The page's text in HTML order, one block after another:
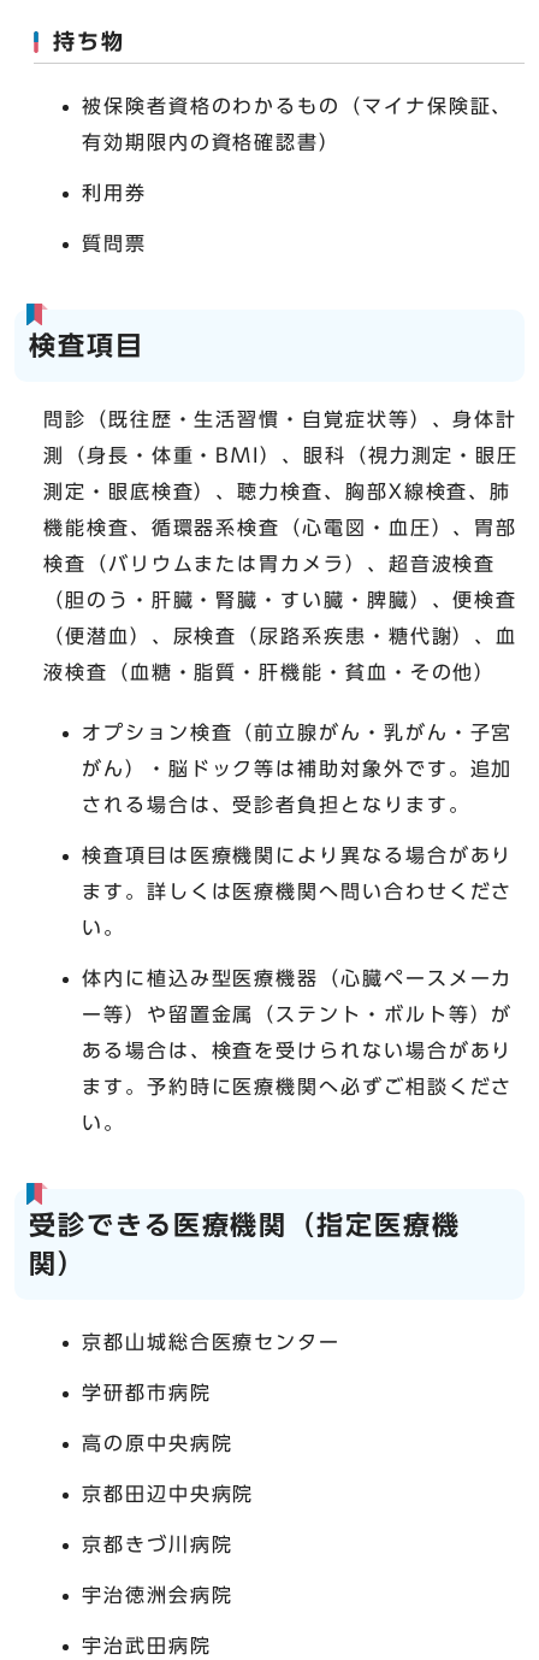
持ち物
被保険者資格のわかるもの（マイナ保険証、
有効期限内の資格確認書）
利用券
質問票
検査項目
問診（既往歴・生活習慣・自覚症状等）、身体計
測（身長・体重・BMI）、眼科（視力測定・眼圧
測定・眼底検査）、聴力検査、胸部X線検査、肺
機能検査、循環器系検査（心電図・血圧）、胃部
検査（バリウムまたは胃カメラ）、超音波検査
（胆のう・肝臓・腎臓・すい臓・脾臓）、便検査
（便潜血）、尿検査（尿路系疾患・糖代謝）、血
液検査（血糖・脂質・肝機能・貧血・その他）
オプション検査（前立腺がん・乳がん・子宮
がん）・脳ドック等は補助対象外です。追加
される場合は、受診者負担となります。
検査項目は医療機関により異なる場合があり
ます。詳しくは医療機関へ問い合わせくださ
い。
体内に植込み型医療機器（心臓ペースメーカ
ー等）や留置金属（ステント・ボルト等）が
ある場合は、検査を受けられない場合があり
ます。予約時に医療機関へ必ずご相談くださ
い。
受診できる医療機関（指定医療機
関）
京都山城総合医療センター
学研都市病院
高の原中央病院
京都田辺中央病院
京都きづ川病院
宇治徳洲会病院
宇治武田病院